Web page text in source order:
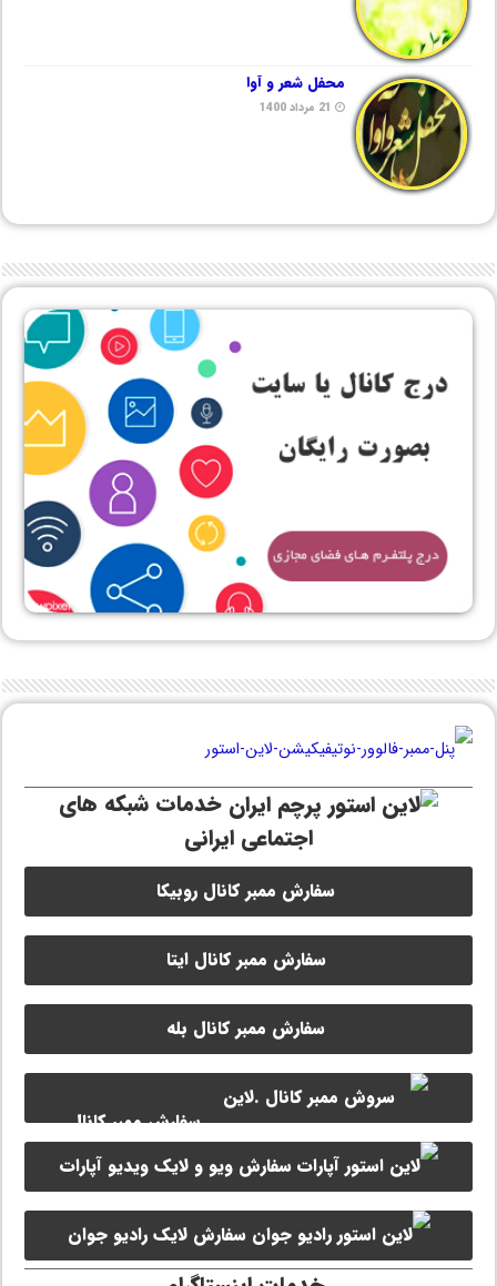
محفل شعر و آوا
21 مرداد 1400
خدمات شبکه های
اجتماعی ایرانی
سفارش ممبر کانال روبیکا
سفارش ممبر کانال ایتا
سفارش ممبر کانال بله
سفارش ممبر کانال
سروش
سفارش ویو و لایک ویدیو آپارات
سفارش لایک رادیو جوان